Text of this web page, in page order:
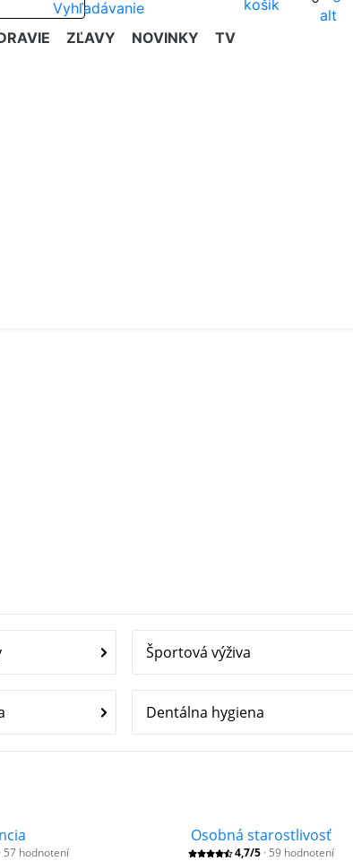
ZĽAVY NOVINKY TV
Športová výživa
Dentálna hygiena
· 57 hodnotení
Osobná starostlivosť
4,7/5 · 59 hodnotení